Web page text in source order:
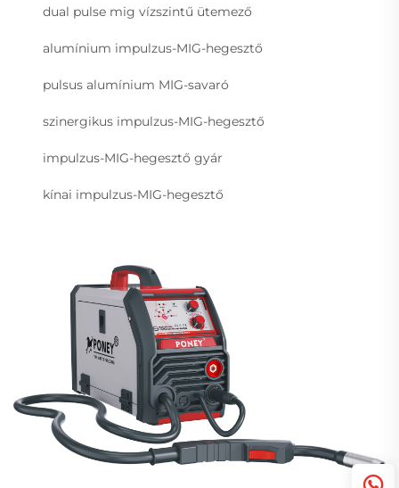
dual pulse mig vízszintű ütemező
alumínium impulzus-MIG-hegesztő
pulsus alumínium MIG-savaró
szinergikus impulzus-MIG-hegesztő
impulzus-MIG-hegesztő gyár
kínai impulzus-MIG-hegesztő